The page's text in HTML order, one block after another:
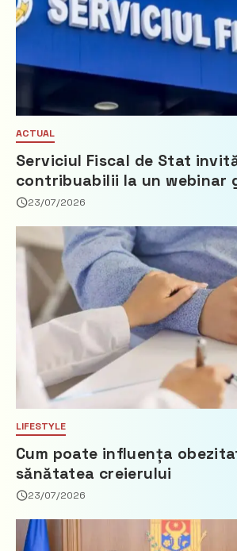
ACTUAL
Serviciul Fiscal de Stat
contribuabilii la un webinar
privind calculul impozitului
23/07/2026
LIFESTYLE
Cum poate influența
sănătatea creierului
23/07/2026